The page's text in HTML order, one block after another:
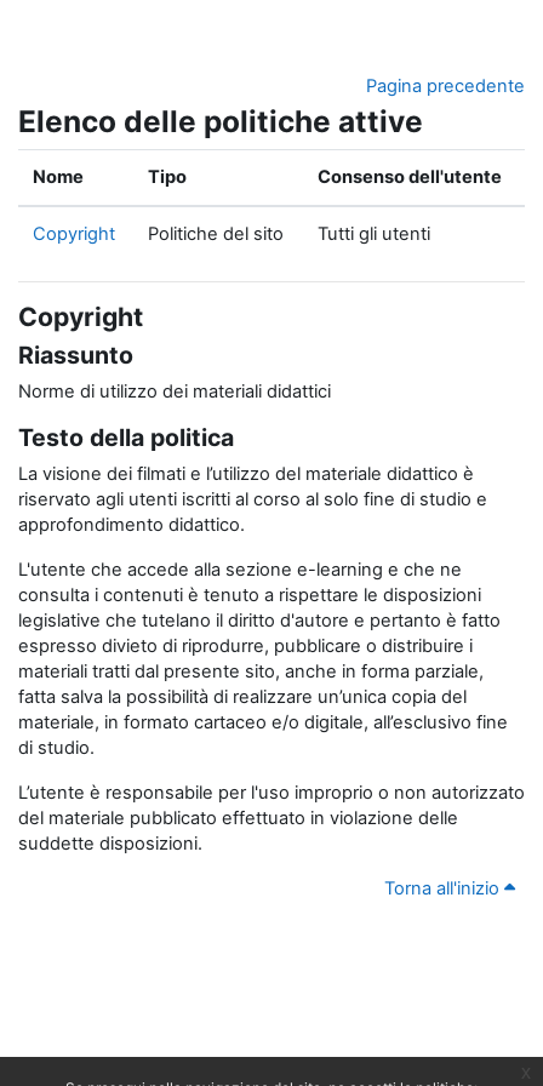
Pagina precedente
Elenco delle politiche attive
Nome Tipo Consenso dell'utente
Copyright Politiche del sito Tutti gli utenti
Copyright
Riassunto
Norme di utilizzo dei materiali didattici
Testo della politica
La visione dei filmati e l’utilizzo del materiale didattico è
riservato agli utenti iscritti al corso al solo fine di studio e
approfondimento didattico.
L'utente che accede alla sezione e-learning e che ne
consulta i contenuti è tenuto a rispettare le disposizioni
legislative che tutelano il diritto d'autore e pertanto è fatto
espresso divieto di riprodurre, pubblicare o distribuire i
materiali tratti dal presente sito, anche in forma parziale,
fatta salva la possibilità di realizzare un’unica copia del
materiale, in formato cartaceo e/o digitale, all’esclusivo fine
di studio.
L’utente è responsabile per l'uso improprio o non autorizzato
del materiale pubblicato effettuato in violazione delle
suddette disposizioni.
Torna all'inizio